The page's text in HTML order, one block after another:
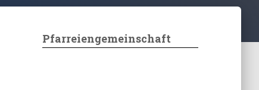
Pfarreiengemeinschaft